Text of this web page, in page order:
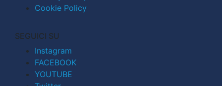
Cookie Policy
SEGUICI SU
Instagram
FACEBOOK
YOUTUBE